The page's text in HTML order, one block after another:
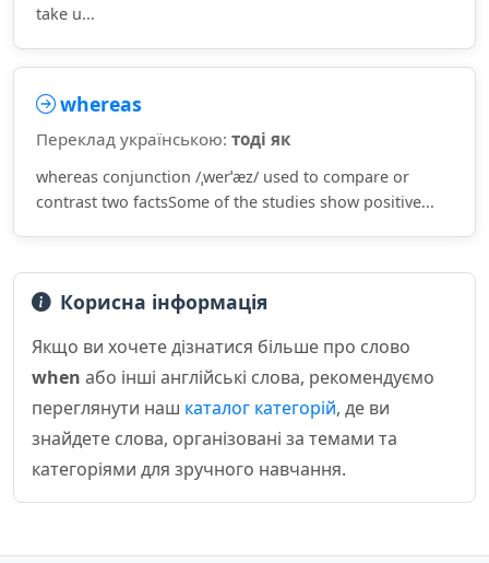
take u...
whereas
Переклад українською: тоді як
whereas conjunction /ˌwerˈæz/ used to compare or
contrast two factsSome of the studies show positive...
Корисна інформація
Якщо ви хочете дізнатися більше про слово
when або інші англійські слова, рекомендуємо
переглянути наш каталог категорій, де ви
знайдете слова, організовані за темами та
категоріями для зручного навчання.